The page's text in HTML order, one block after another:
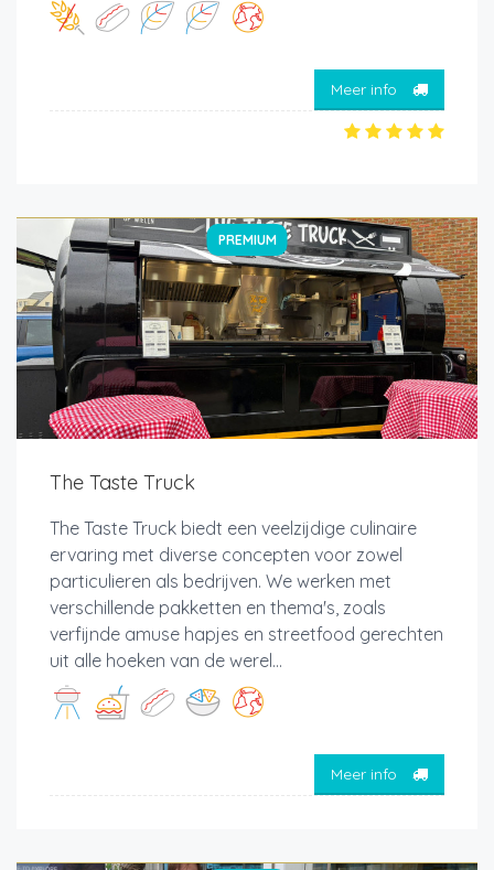
Meer info
PREMIUM
The Taste Truck
The Taste Truck biedt een veelzijdige culinaire
ervaring met diverse concepten voor zowel
particulieren als bedrijven. We werken met
verschillende pakketten en thema's, zoals
verfijnde amuse hapjes en streetfood gerechten
uit alle hoeken van de werel...
Meer info